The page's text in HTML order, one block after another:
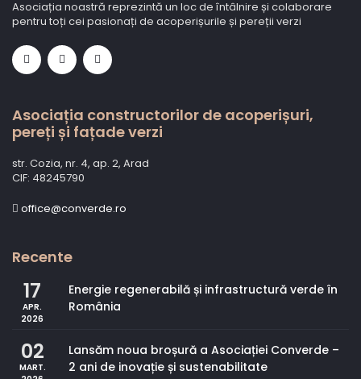
Asociația noastră reprezintă un loc de întâlnire și colaborare
pentru toți cei pasionați de acoperișurile și pereții verzi
Asociația constructorilor de acoperișuri,
pereți și fațade verzi
str. Cozia, nr. 4, ap. 2, Arad
CIF: 48245790
office@converde.ro
Recente
17
APR.
2026
Energie regenerabilă și infrastructură verde în
România
02
MART.
Lansăm noua broșură a Asociației Converde –
2 ani de inovație și sustenabilitate